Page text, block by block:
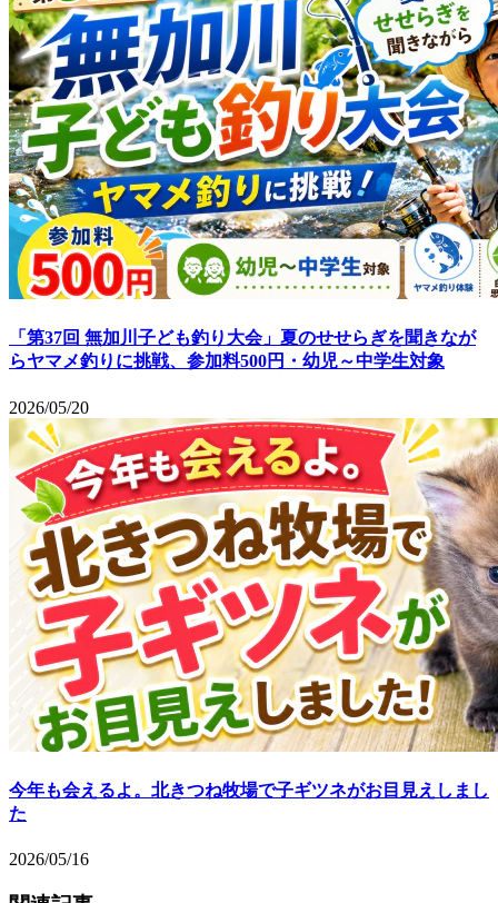
「第37回 無加川子ども釣り大会」夏のせせらぎを聞きなが
らヤマメ釣りに挑戦、参加料500円・幼児～中学生対象
2026/05/20
今年も会えるよ。北きつね牧場で子ギツネがお目見えしまし
た
2026/05/16